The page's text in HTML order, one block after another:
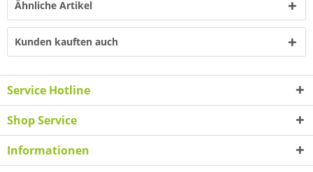
Ähnliche Artikel
Kunden kauften auch
Service Hotline
Shop Service
Informationen